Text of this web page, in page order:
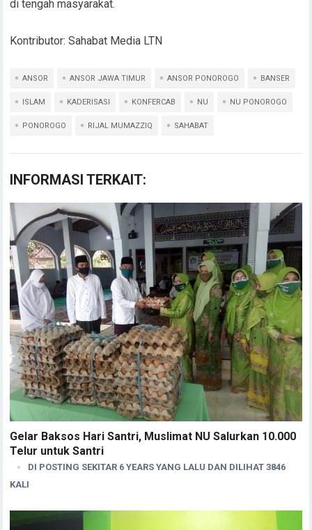
di tengah masyarakat.
Kontributor: Sahabat Media LTN
ANSOR ANSOR JAWA TIMUR ANSOR PONOROGO BANSER
ISLAM KADERISASI KONFERCAB NU NU PONOROGO
PONOROGO RIJAL MUMAZZIQ SAHABAT
INFORMASI TERKAIT:
Gelar Baksos Hari Santri, Muslimat NU Salurkan 10.000
Telur untuk Santri
DI POSTING SEKITAR 6 YEARS YANG LALU DAN DILIHAT 3846
KALI